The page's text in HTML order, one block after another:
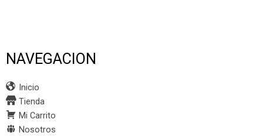
NAVEGACION
Inicio
Tienda
Mi Carrito
Nosotros